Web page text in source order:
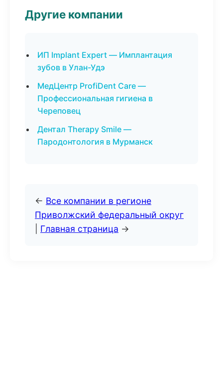
Другие компании
ИП Implant Expert — Имплантация
зубов в Улан-Удэ
МедЦентр ProfiDent Care —
Профессиональная гигиена в
Череповец
Дентал Therapy Smile —
Пародонтология в Мурманск
← Все компании в регионе
Приволжский федеральный округ
Главная страница →